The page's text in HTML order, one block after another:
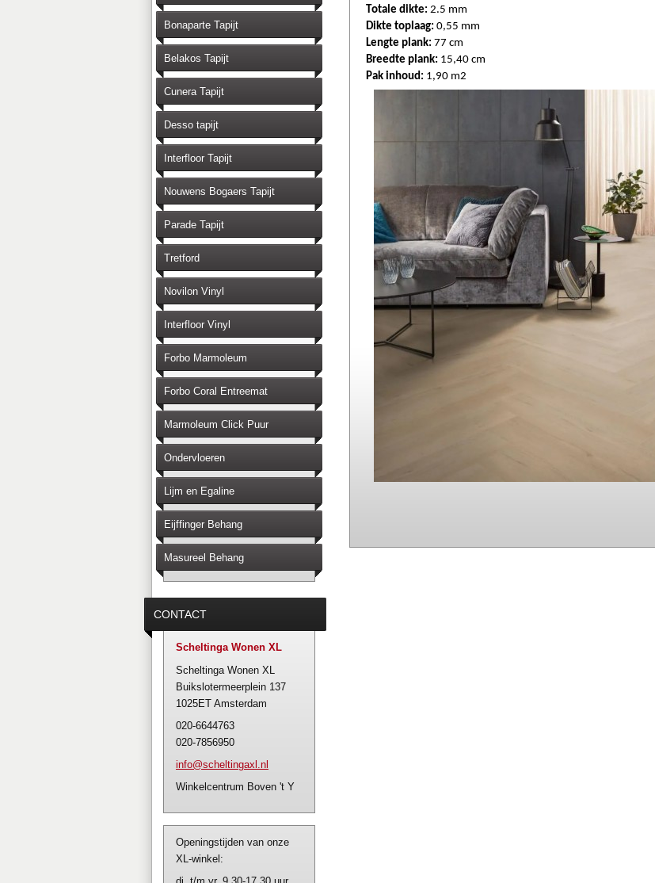
Totale dikte: 2.5 mm
Dikte toplaag: 0,55 mm
Lengte plank: 77 cm
Breedte plank: 15,40 cm
Pak inhoud: 1,90 m2
Bonaparte Tapijt
Belakos Tapijt
Cunera Tapijt
Desso tapijt
Interfloor Tapijt
Nouwens Bogaers Tapijt
Parade Tapijt
Tretford
Novilon Vinyl
Interfloor Vinyl
Forbo Marmoleum
Forbo Coral Entreemat
Marmoleum Click Puur
Ondervloeren
Lijm en Egaline
Eijffinger Behang
Masureel Behang
CONTACT
Scheltinga Wonen XL
Scheltinga Wonen XL
Buikslotermeerplein 137
1025ET Amsterdam
020-6644763
020-7856950
info@scheltingax l.nl
Winkelcentrum Boven 't Y
Openingstijden van onze
XL-winkel: